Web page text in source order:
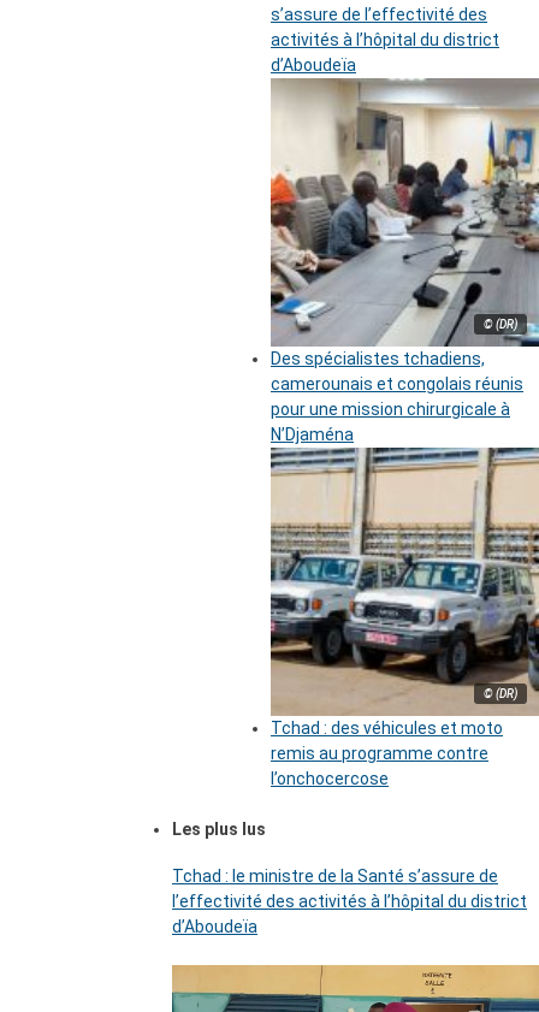
s’assure de l’effectivité des
activités à l’hôpital du district
d’Aboudeïa
© (DR)
Des spécialistes tchadiens,
camerounais et congolais réunis
pour une mission chirurgicale à
N’Djaména
© (DR)
Tchad : des véhicules et moto
remis au programme contre
l’onchocercose
Les plus lus
Tchad : le ministre de la Santé s’assure de
l’effectivité des activités à l’hôpital du district
d’Aboudeïa